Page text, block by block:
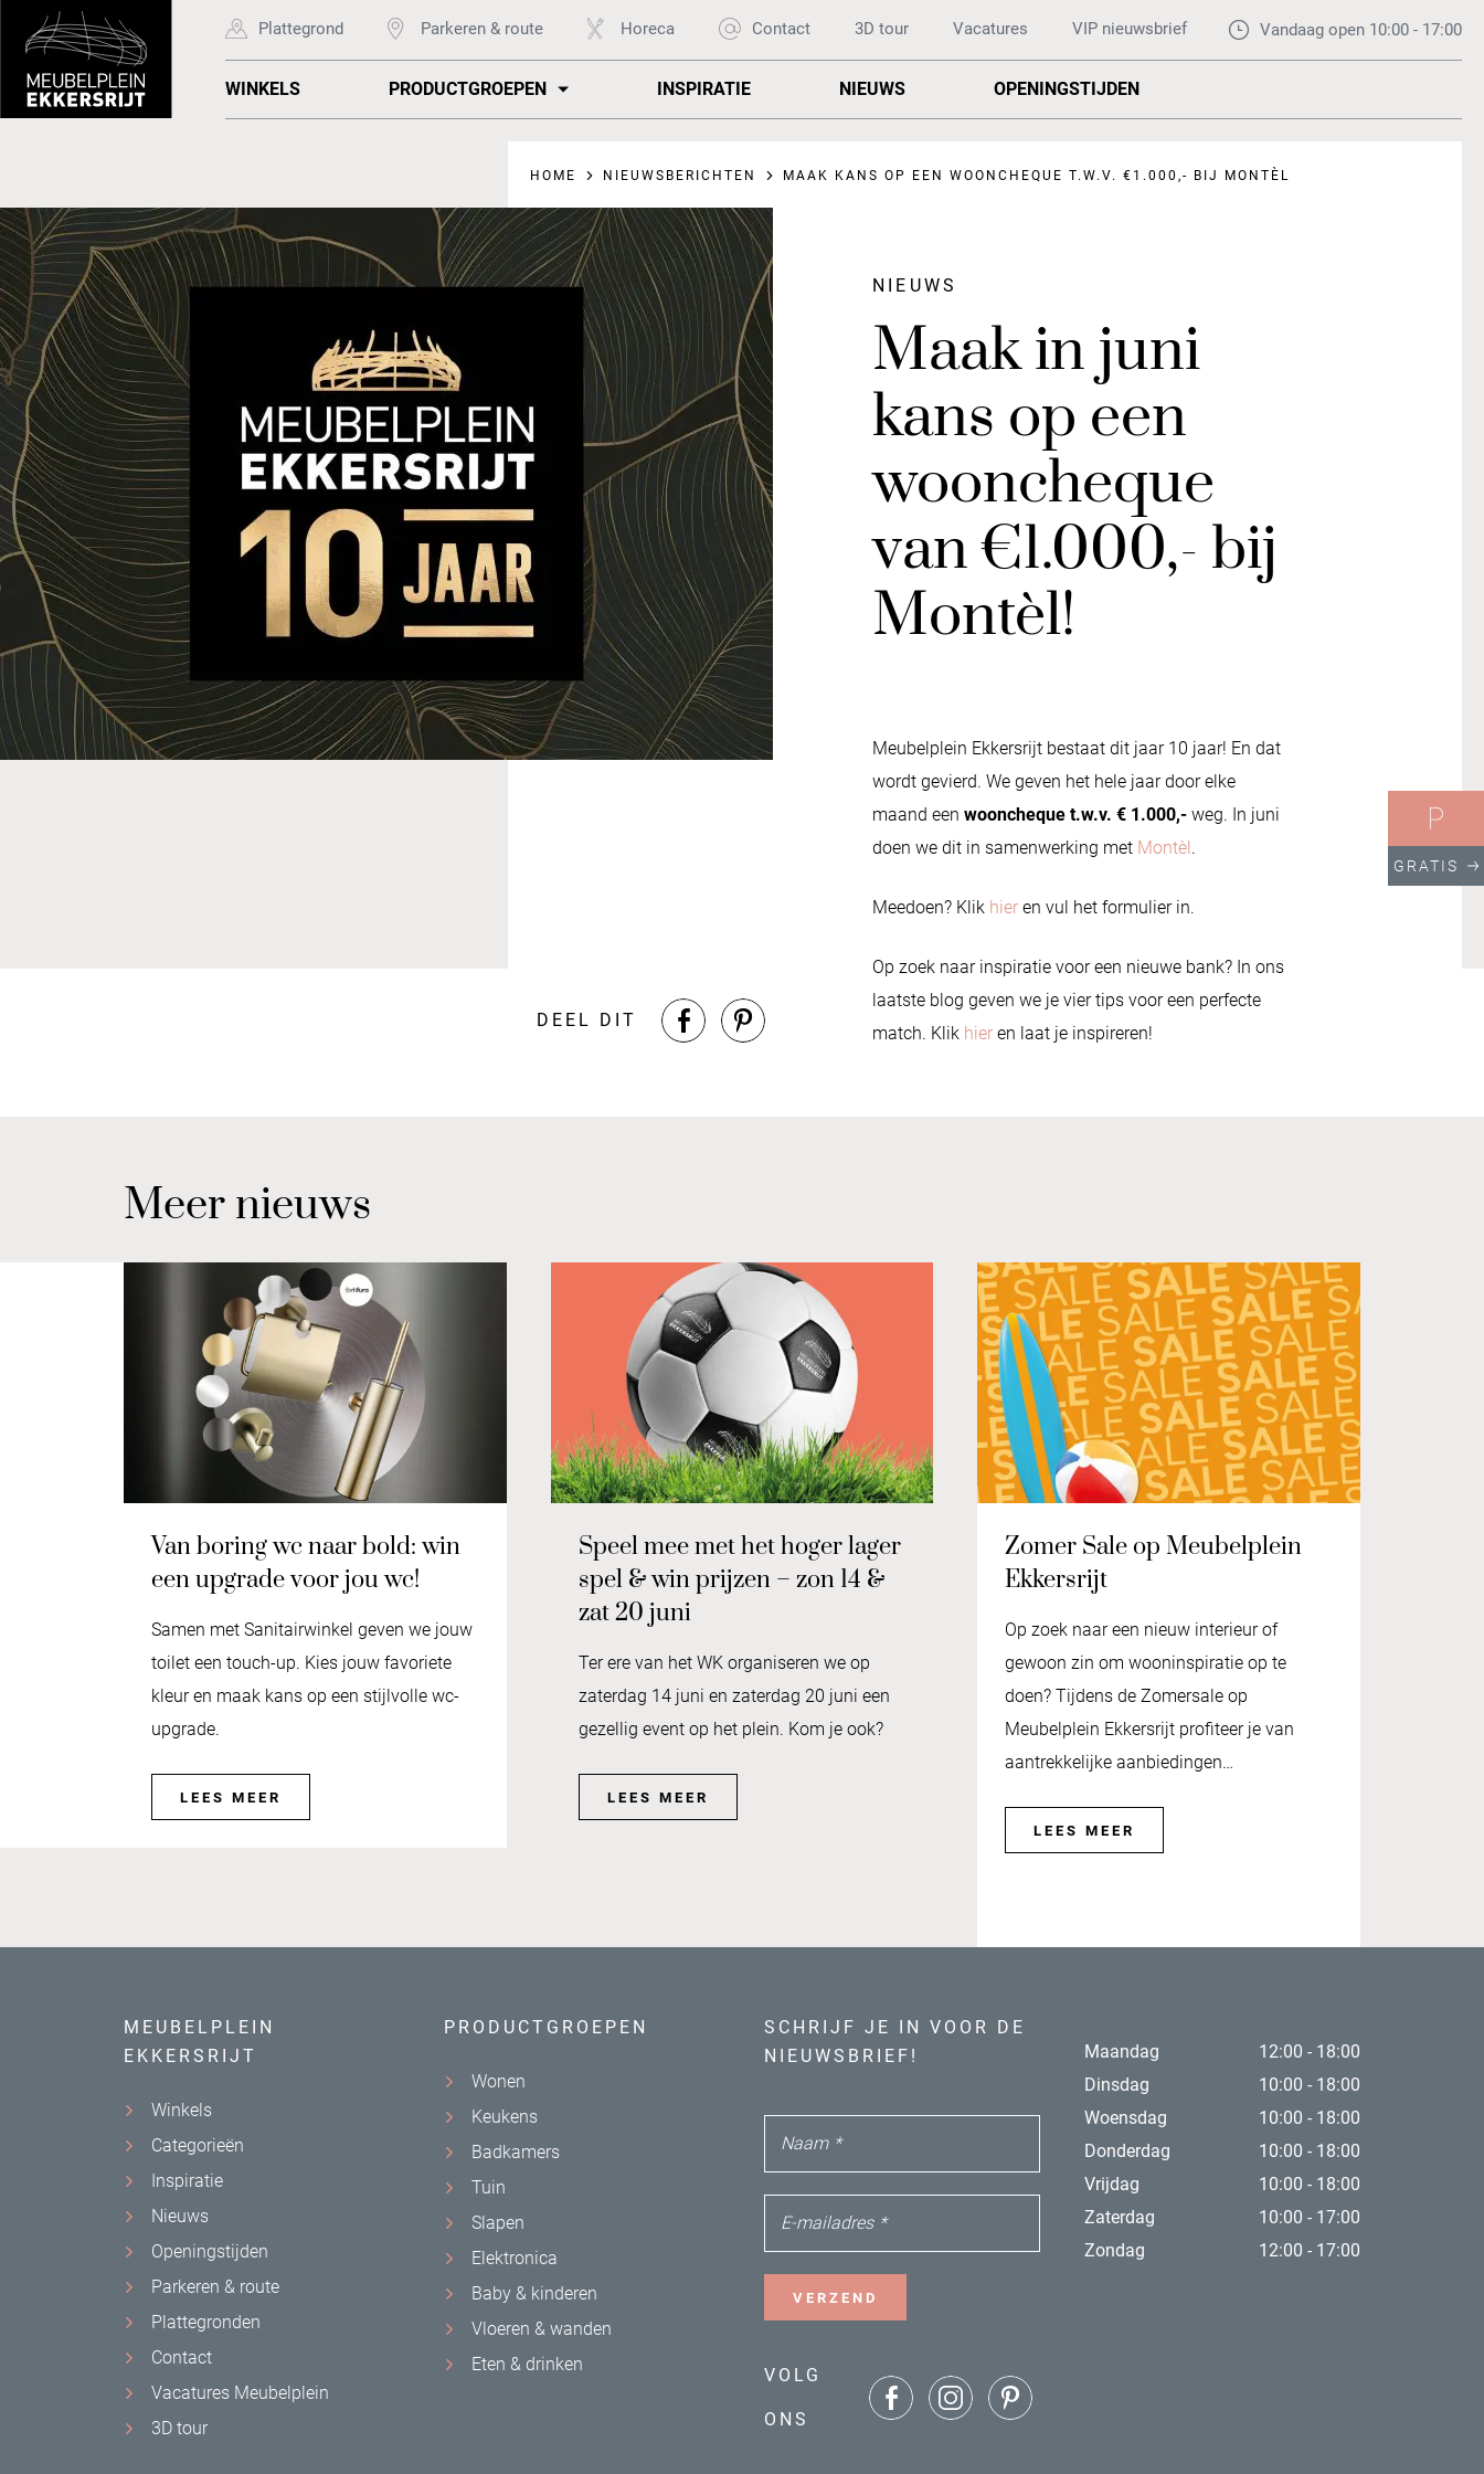
Plattegrond Parkeren & route Horeca Contact 3D tour Vacatures VIP nieuwsbrief Vandaag open 10:00 - 17:00
WINKELS PRODUCTGROEPEN INSPIRATIE NIEUWS OPENINGSTIJDEN
DEEL DIT
HOME NIEUWSBERICHTEN MAAK KANS OP EEN WOONCHEQUE T.W.V. €1.000,- BIJ MONTÈL
NIEUWS
Maak in juni
kans op een
wooncheque
van €1.000,- bij
Montèl!
Meubelplein Ekkersrijt bestaat dit jaar 10 jaar! En dat
wordt gevierd. We geven het hele jaar door elke
maand een wooncheque t.w.v. € 1.000,- weg. In juni
doen we dit in samenwerking met Montèl.
Meedoen? Klik hier en vul het formulier in.
Op zoek naar inspiratie voor een nieuwe bank? In ons
laatste blog geven we je vier tips voor een perfecte
match. Klik hier en laat je inspireren!
Meer nieuws
Van boring wc naar bold: win
een upgrade voor jou wc!
Samen met Sanitairwinkel geven we jouw
toilet een touch-up. Kies jouw favoriete
kleur en maak kans op een stijlvolle wc-
upgrade.
LEES MEER
Speel mee met het hoger lager
spel & win prijzen – zon 14 &
zat 20 juni
Ter ere van het WK organiseren we op
zaterdag 14 juni en zaterdag 20 juni een
gezellig event op het plein. Kom je ook?
LEES MEER
Zomer Sale op Meubelplein
Ekkersrijt
Op zoek naar een nieuw interieur of
gewoon zin om wooninspiratie op te
doen? Tijdens de Zomersale op
Meubelplein Ekkersrijt profiteer je van
aantrekkelijke aanbiedingen…
LEES MEER
MEUBELPLEIN
EKKERSRIJT
Winkels
Categorieën
Inspiratie
Nieuws
Openingstijden
Parkeren & route
Plattegronden
Contact
Vacatures Meubelplein
3D tour
PRODUCTGROEPEN
Wonen
Keukens
Badkamers
Tuin
Slapen
Elektronica
Baby & kinderen
Vloeren & wanden
Eten & drinken
SCHRIJF JE IN VOOR DE
NIEUWSBRIEF!
Naam *
E-mailadres *
VERZEND
VOLG
ONS
Maandag
12:00 - 18:00
Dinsdag
10:00 - 18:00
Woensdag
10:00 - 18:00
Donderdag
10:00 - 18:00
Vrijdag
10:00 - 18:00
Zaterdag
10:00 - 17:00
Zondag
12:00 - 17:00
GRATIS